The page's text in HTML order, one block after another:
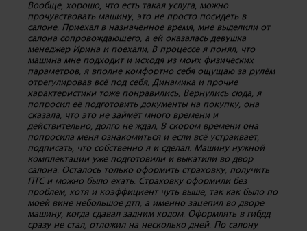
Вообще, хорошо, что есть такая услуга, можно
прочувствовать машину, это не просто посидеть в
салоне. Приехал в назначенное время, мне выделили от
салона сопровождающего, а ей оказалась девушка
менеджер Ирина и поехали. В процессе я понял, что
машина мне подходит и исходя из моих физических
параметров, я вполне комфортно себя ощущаю за рулём
отрегулировав всё под себя. Динамика и прочие
характеристики тоже понравились. Вернулись сюда, я
попросил её подготовить документы на покупку, она
сказала, что это не займёт много времени и
действительно, долго не ждал. В скором времени она
попросила меня ознакомиться и если всё устраивает,
подписать, что собственно я и сделал. Машину нужной
комплектации уже подготовили и выкатили во двор
салона. Осталось только оформить страховку, получить
ПТС и можно было ехать. Страховку оформили без
проблем, хотя и коэффициент чуть выше, так как было по
моей вине небольшое дтп, а именно зацепил во дворе
машину, когда сдавал задним ходом. Оформлять в гибдд
сразу не стал, отложил на несколько дней. По салону